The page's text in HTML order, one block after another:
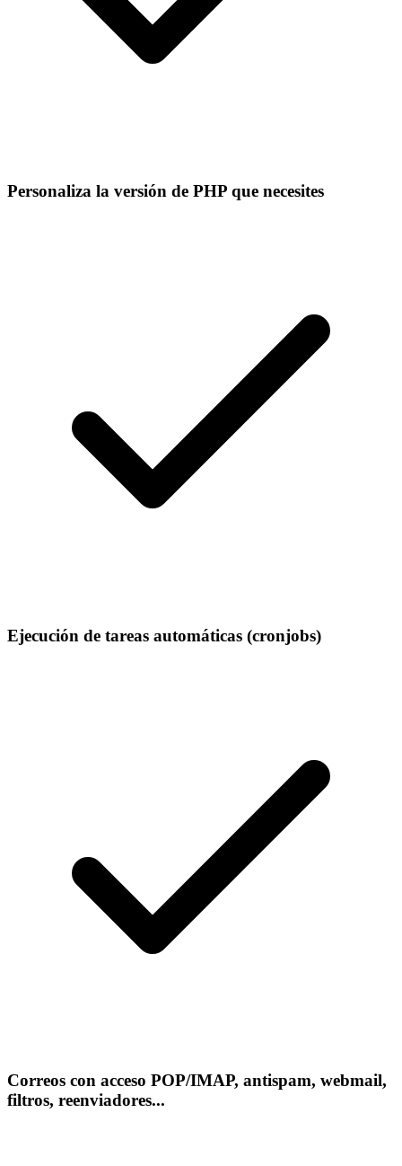
Personaliza la versión de PHP que necesites
Ejecución de tareas automáticas (cronjobs)
Correos con acceso POP/IMAP, antispam, webmail,
filtros, reenviadores...